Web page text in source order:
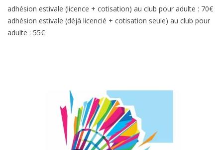
adhésion estivale (licence + cotisation) au club pour adulte : 70€
adhésion estivale (déjà licencié + cotisation seule) au club pour
adulte : 55€